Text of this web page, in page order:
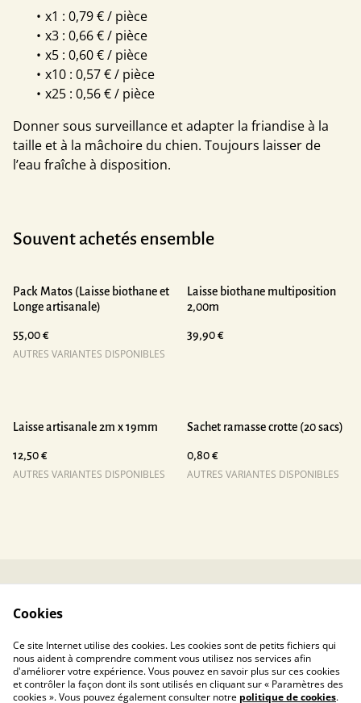
x1 : 0,79 € / pièce
x3 : 0,66 € / pièce
x5 : 0,60 € / pièce
x10 : 0,57 € / pièce
x25 : 0,56 € / pièce
Donner sous surveillance et adapter la friandise à la
taille et à la mâchoire du chien. Toujours laisser de
l’eau fraîche à disposition.
Souvent achetés ensemble
Pack Matos (Laisse biothane et
Longe artisanale)
55,00 €
AUTRES VARIANTES DISPONIBLES
Laisse biothane multiposition
2,00m
39,90 €
Laisse artisanale 2m x 19mm
12,50 €
AUTRES VARIANTES DISPONIBLES
Sachet ramasse crotte (20 sacs)
0,80 €
AUTRES VARIANTES DISPONIBLES
Cookies
Ce site Internet utilise des cookies. Les cookies sont de petits fichiers qui
nous aident à comprendre comment vous utilisez nos services afin
d'améliorer votre expérience. Vous pouvez en savoir plus sur ces cookies
et contrôler la façon dont ils sont utilisés en cliquant sur « Paramètres des
cookies ». Vous pouvez également consulter notre politique de cookies.